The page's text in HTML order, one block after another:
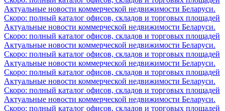
Актуальные новости коммерческой недвижимости Беларуси.
Скоро: полный каталог офисов, складов и торговых площадей
Актуальные новости коммерческой недвижимости Беларуси.
Скоро: полный каталог офисов, складов и торговых площадей
Актуальные новости коммерческой недвижимости Беларуси.
Скоро: полный каталог офисов, складов и торговых площадей
Актуальные новости коммерческой недвижимости Беларуси.
Скоро: полный каталог офисов, складов и торговых площадей
Актуальные новости коммерческой недвижимости Беларуси.
Скоро: полный каталог офисов, складов и торговых площадей
Актуальные новости коммерческой недвижимости Беларуси.
Скоро: полный каталог офисов, складов и торговых площадей